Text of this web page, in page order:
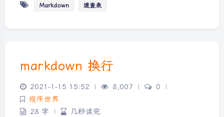
Markdown 速查表
markdown 换行
2021-1-15 15:52 | 8,007 | 0
|
程序世界
28 字
| 几秒读完